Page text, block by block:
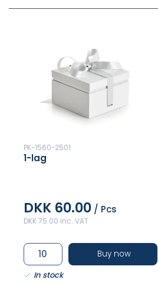
PK-1560-2501
1-lag
DKK 60.00 / Pcs
DKK 75.00 inc. VAT
Buy now
In stock